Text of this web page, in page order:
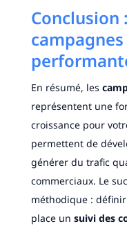
Conclusion
En résumé, les
représentent une
croissance pour
permettent de
générer du trafic
commerciaux. Le
méthodique :
place un suivi des